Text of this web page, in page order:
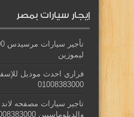
إيجار سيارات بمصر
ليموزين
فراري احدث موديل
01008383000
تاجير سيارات مصفحه
والدبلوماسيين 01008383000